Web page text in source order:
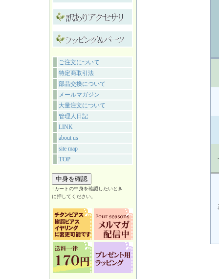
ご注文について
特定商取引法
部品交換について
メールマガジン
大量注文について
管理人日記
LINK
about us
site map
TOP
↑カートの中身を確認したいとき
に押してください。